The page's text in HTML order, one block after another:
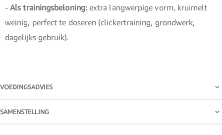
-Als trainingsbeloning:extra langwerpige vorm, kruimelt
weinig, perfect te doseren (clickertraining, grondwerk,
dagelijks gebruik).
VOEDINGSADVIES
SAMENSTELLING